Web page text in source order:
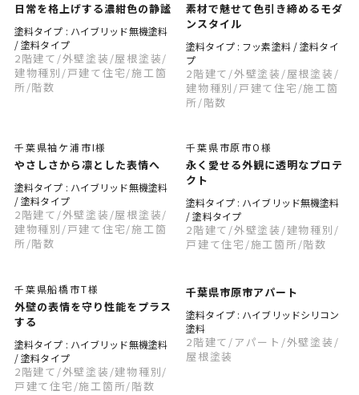
日常を格上げする濃紺色の静謐
塗料タイプ : ハイブリッド無機塗料
/ 塗料タイプ
2階建て /外壁塗装 /屋根塗装/
建物種別 /戸建て住宅/施工箇
所 /階数
素材で魅せて色引き締めるモダ
ンスタイル
塗料タイプ : フッ素塗料 / 塗料タイ
プ
2階建て /外壁塗装 /屋根塗装 /
建物種別 /戸建て住宅 /施工箇
所 /階数
千葉県袖ケ浦市I様
やさしさから凛とした表情へ
塗料タイプ : ハイブリッド無機塗料
/ 塗料タイプ
2階建て /外壁塗装 /屋根塗装/
建物種別 /戸建て住宅/施工箇
所 /階数
千葉県市原市O様
永く愛せる外観に透明なプロテ
クト
塗料タイプ : ハイブリッド無機塗料
/ 塗料タイプ
2階建て /外壁塗装 /建物種別 /
戸建て住宅 /施工箇所 /階数
千葉県船橋市T様
外壁の表情を守り性能をプラス
する
塗料タイプ : ハイブリッド無機塗料
/ 塗料タイプ
2階建て /外壁塗装 /建物種別/
戸建て住宅 /施工箇所/階数
千葉県市原市アパート
塗料タイプ : ハイブリッドシリコン
塗料
2階建て /アパート /外壁塗装 /
屋根塗装